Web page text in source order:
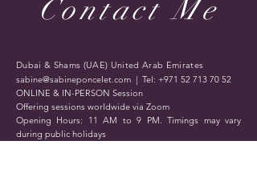
Contact Me
Dubai & Shams (UAE) United Arab Emirates
sabine@sabineponcelet.com | Tel: +971 52 713 70 52
ONLINE & IN-PERSON Session
Offering sessions worldwide via Zoom
Opening Hours: 11 AM to 9 PM. Timings may vary
during public holidays